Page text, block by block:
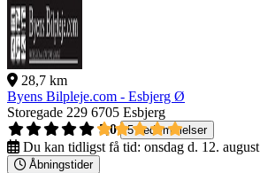
28,7 km
Byens Bilpleje.com - Esbjerg Ø
Storegade 229 6705 Esbjerg
5,0
5 bedømmelser
Du kan tidligst få tid: onsdag d. 12. august
Åbningstider